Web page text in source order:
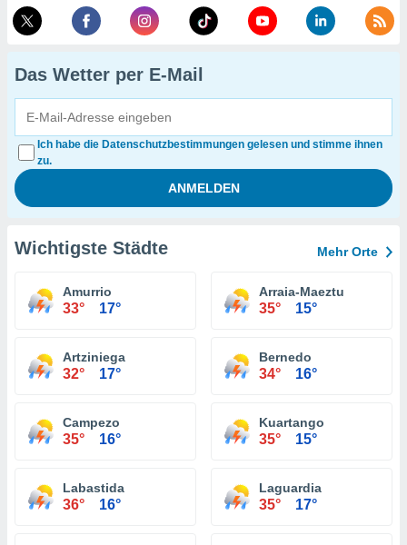
Das Wetter per E-Mail
Ich habe die Datenschutzbestimmungen gelesen und stimme ihnen
zu.
Wichtigste Städte Mehr Orte
Amurrio
33° 17°
Arraia-Maeztu
35° 15°
Artziniega
32° 17°
Bernedo
34° 16°
Campezo
35° 16°
Kuartango
35° 15°
Labastida
36° 16°
Laguardia
35° 17°